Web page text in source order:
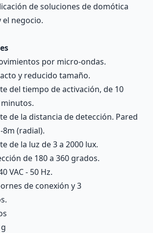
de soluciones de domótica
el negocio.
por micro-ondas.
y reducido tamaño.
del tiempo de activación, de 10
de la distancia de detección. Pared
8m (radial).
de la luz de 3 a 2000 lux.
de 180 a 360 grados.
VAC - 50 Hz.
de conexión y 3